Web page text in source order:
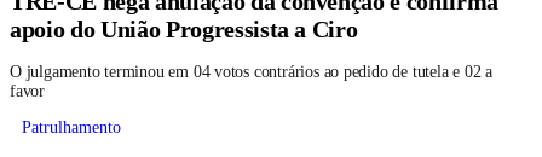
apoio do União Progressista a Ciro
O julgamento terminou em 04 votos contrários ao pedido de tutela e 02 a
favor
Patrulhamento